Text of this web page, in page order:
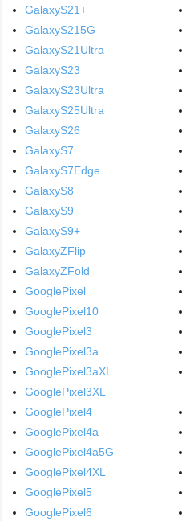
GalaxyS21+
GalaxyS215G
GalaxyS21Ultra
GalaxyS23
GalaxyS23Ultra
GalaxyS25Ultra
GalaxyS26
GalaxyS7
GalaxyS7Edge
GalaxyS8
GalaxyS9
GalaxyS9+
GalaxyZFlip
GalaxyZFold
GooglePixel
GooglePixel10
GooglePixel3
GooglePixel3a
GooglePixel3aXL
GooglePixel3XL
GooglePixel4
GooglePixel4a
GooglePixel4a5G
GooglePixel4XL
GooglePixel5
GooglePixel6